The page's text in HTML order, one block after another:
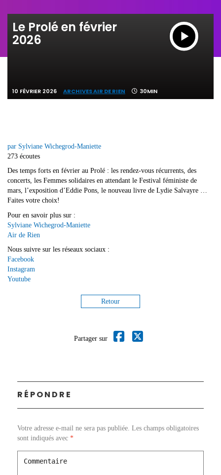
Le Prolé en février
2026
10 FÉVRIER 2026 ARCHIVES AIR DE RIEN 30MIN
par Sylviane Wichegrod-Maniette
273 écoutes
Des temps forts en février au Prolé : les rendez-vous récurrents, des
concerts, les Femmes solidaires en attendant le Festival féministe de
mars, l’exposition d’Eddie Pons, le nouveau livre de Lydie Salvayre …
Faites votre choix!
Pour en savoir plus sur :
Sylviane Wichegrod-Maniette
Air de Rien
Nous suivre sur les réseaux sociaux :
Facebook
Instagram
Youtube
Retour
Partager sur
RÉPONDRE
Votre adresse e-mail ne sera pas publiée. Les champs obligatoires
sont indiqués avec *